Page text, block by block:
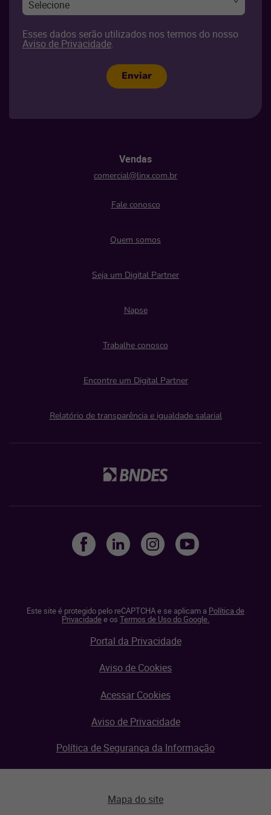
Selecione
Esses dados serão utilizados nos termos do nosso
Aviso de Privacidade.
Enviar
Vendas
comercial@linx.com.br
Fale conosco
Quem somos
Seja um Digital Partner
Napse
Trabalhe conosco
Encontre um Digital Partner
Relatório de transparência e igualdade salarial
Este site é protegido pelo reCAPTCHA e se aplicam a Política de
Privacidadee os Termos de Uso do Google.
Portal da Privacidade
Aviso de Cookies
Acessar Cookies
Aviso de Privacidade
Política de Segurança da Informação
Mapa do site